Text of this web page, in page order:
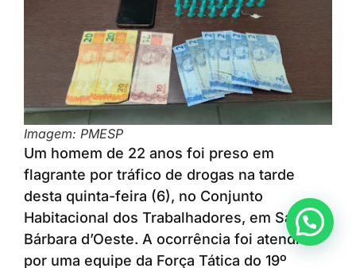
Imagem: PMESP
Um homem de 22 anos foi preso em
flagrante por tráfico de drogas na tarde
desta quinta-feira (6), no Conjunto
Habitacional dos Trabalhadores, em Santa
Bárbara d’Oeste. A ocorrência foi atendida
por uma equipe da Força Tática do 19º
Anunciar ou recomendar matéria